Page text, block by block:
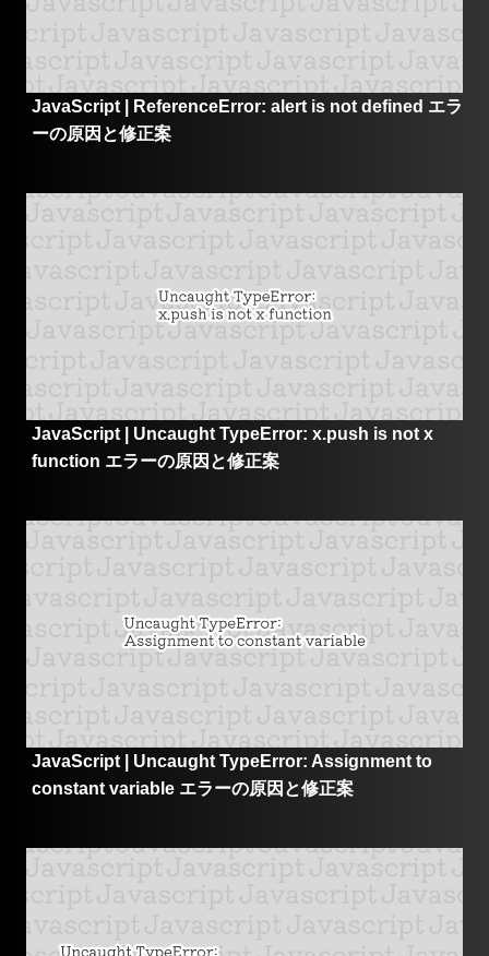
JavaScript | ReferenceError: alert is not defined エラ
ーの原因と修正案
JavaScript | Uncaught TypeError: x.push is not x
function エラーの原因と修正案
JavaScript | Uncaught TypeError: Assignment to
constant variable エラーの原因と修正案